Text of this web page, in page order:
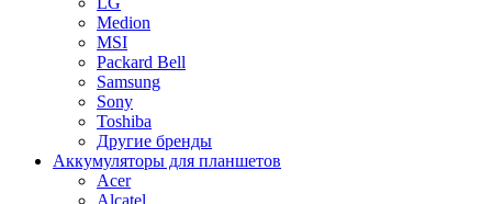
Medion
MSI
Packard Bell
Samsung
Sony
Toshiba
Другие бренды
Аккумуляторы для планшетов
Acer
Alcatel